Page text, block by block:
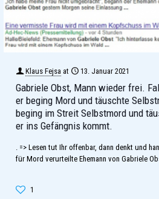
Klaus Fejsa at 13. Januar 2021
Gabriele Obst, Mann wieder frei.
er beging Mord und täuschte
beging im Streit Selbstmord und
er ins Gefängnis kommt.
. => Lesen tut Ihr offenbar, dann denkt und
für Mord verurteilte Ehemann von Gabriele
1